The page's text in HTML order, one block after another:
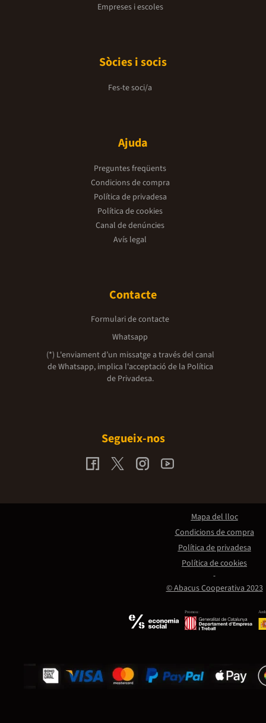
Empreses i escoles
Sòcies i socis
Fes-te soci/a
Ajuda
Preguntes freqüents
Condicions de compra
Política de privadesa
Política de cookies
Canal de denúncies
Avís legal
Contacte
Formulari de contacte
Whatsapp
(*) L'enviament d’un missatge a través del canal
de Whatsapp, implica l'acceptació de la Política
de Privadesa.
Segueix-nos
Promou:
© Abacus Cooperativa 2023
Mapa del lloc
Condicions de compra
Política de privadesa
Política de cookies